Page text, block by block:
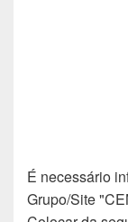
É necessário
Grupo/Site